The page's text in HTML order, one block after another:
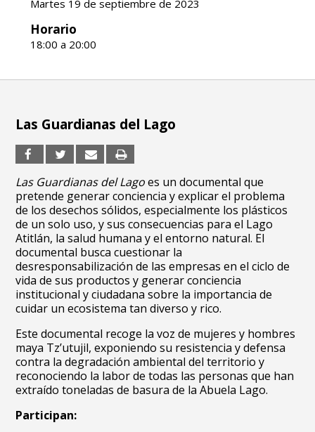
Martes 19 de septiembre de 2023
Horario
18:00 a 20:00
Las Guardianas del Lago
Las Guardianas del Lagoes un documental que
pretende generar conciencia y explicar el problema
de los desechos sólidos, especialmente los plásticos
de un solo uso, y sus consecuencias para el Lago
Atitlán, la salud humana y el entorno natural. El
documental busca cuestionar la
desresponsabilización de las empresas en el ciclo de
vida de sus productos y generar conciencia
institucional y ciudadana sobre la importancia de
cuidar un ecosistema tan diverso y rico.
Este documental recoge la voz de mujeres y hombres
maya Tz’utujil, exponiendo su resistencia y defensa
contra la degradación ambiental del territorio y
reconociendo la labor de todas las personas que han
extraído toneladas de basura de la Abuela Lago.
Participan: